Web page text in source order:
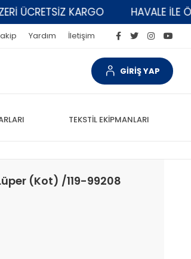
KARGO HAVALE İLE
Yardım İletişim
GİRİŞ YAP
TEKSTİL EKİPMANLARI
(Kot) /119-99208